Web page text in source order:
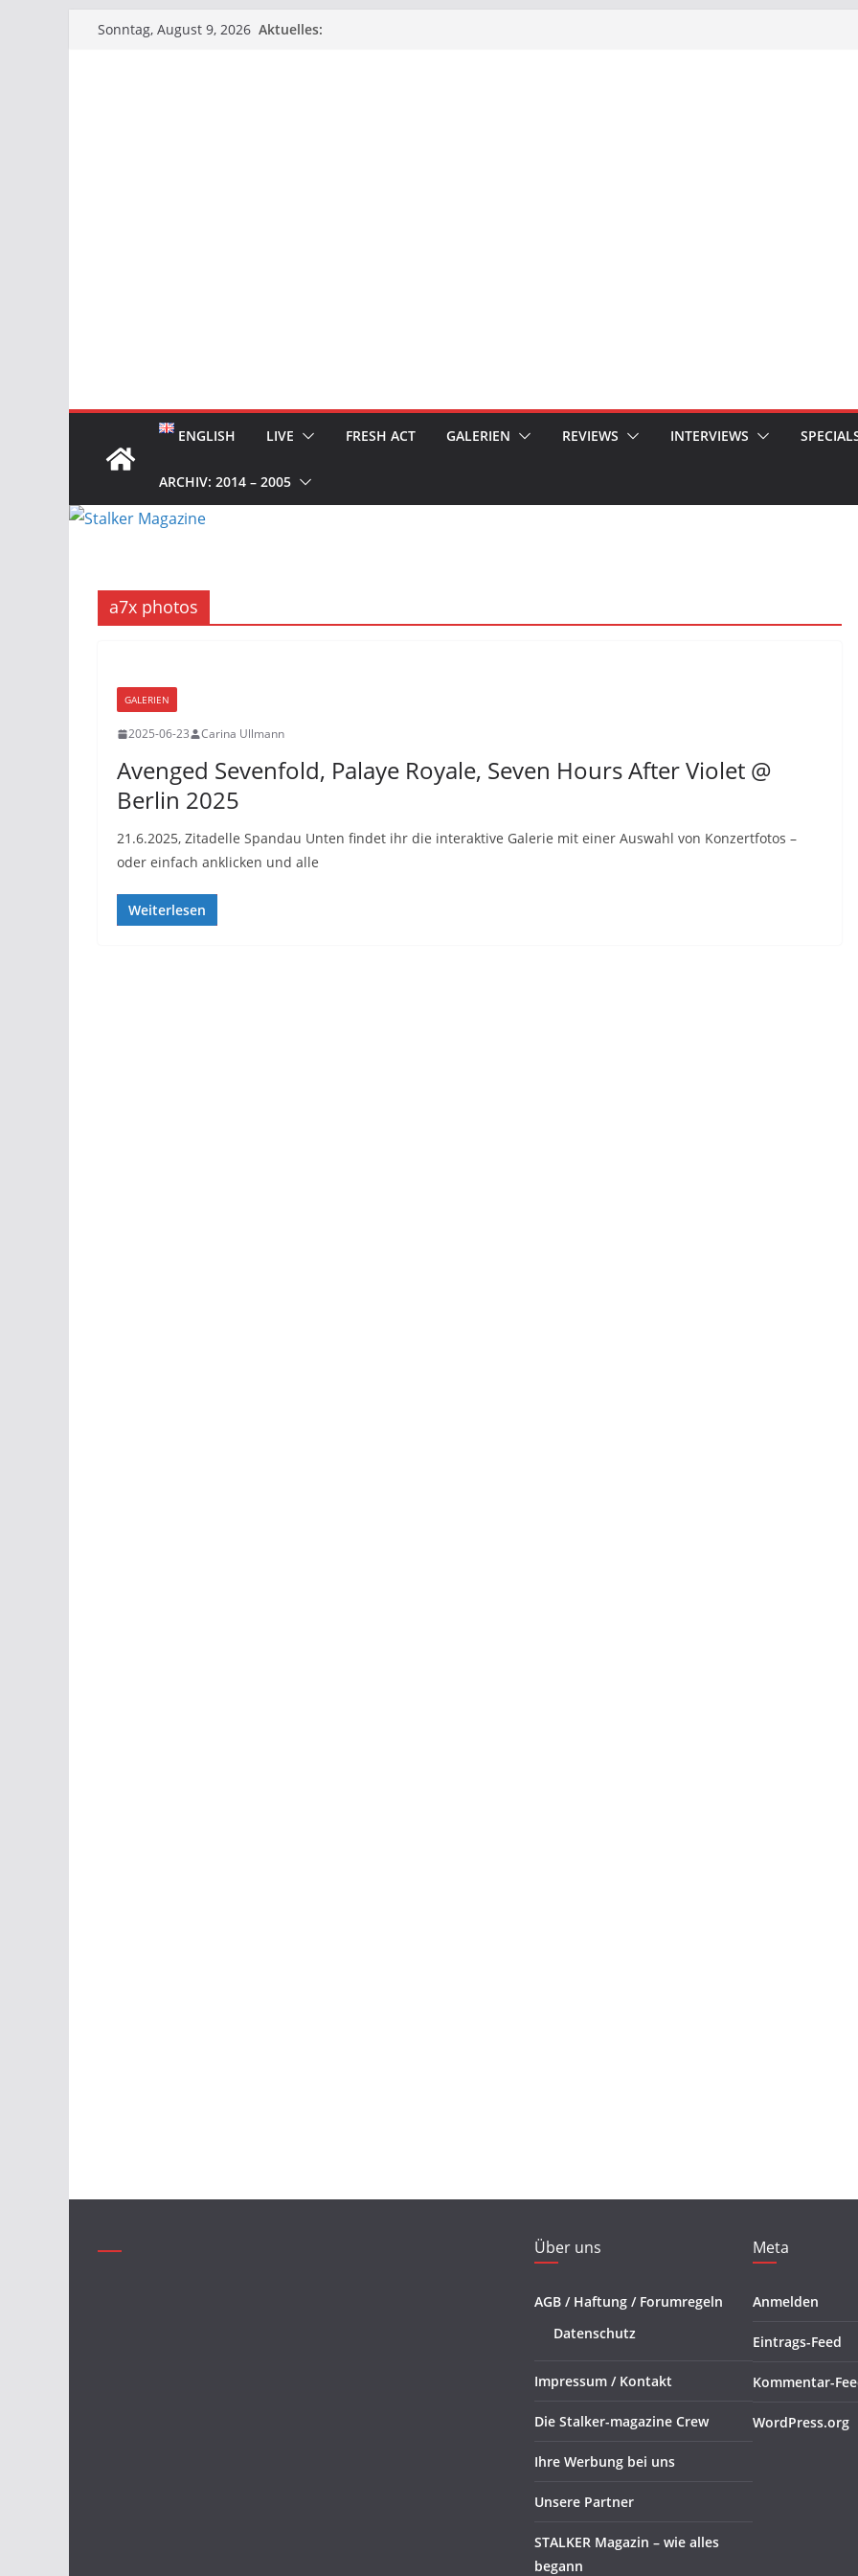
ZumSonntag, August 9, 2026 Aktuelles:
ENGLISH LIVE FRESH ACT GALERIEN REVIEWS INTERVIEWS
ARCHIV: 2014 – 2005
a7x photos
GALERIEN
2025-06-23 Carina Ullmann
Avenged Sevenfold, Palaye Royale, Seven Hours After Violet @
Berlin 2025
21.6.2025, Zitadelle Spandau Unten findet ihr die interaktive Galerie mit einer Auswahl von Konzertfotos –
oder einfach anklicken und alle
Weiterlesen
Über uns
AGB / Haftung / Forumregeln
Datenschutz
Impressum / Kontakt
Die Stalker-magazine Crew
Ihre Werbung bei uns
Unsere Partner
STALKER Magazin – wie alles
begann
Meta
Anmelden
Eintrags-Feed
Kommentar-
WordPress.org